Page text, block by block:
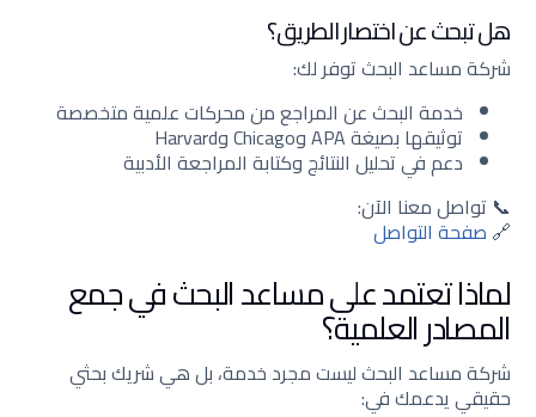
هل تبحث عن اختصار الطريق؟
شركة مساعد البحث توفر لك:
خدمة البحث عن المراجع من محركات علمية متخصصة
توثيقها بصيغة APA وChicago وHarvard
دعم في تحليل النتائج وكتابة المراجعة الأدبية
📞 تواصل معنا الآن:
🔗صفحة التواصل
لماذا تعتمد على مساعد البحث في جمع
المصادر العلمية؟
شركة مساعد البحث ليست مجرد خدمة، بل هي شريك بحثي
حقيقي يدعمك في: